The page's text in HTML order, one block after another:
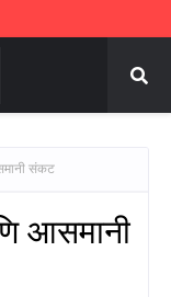
संकट
आसमानी